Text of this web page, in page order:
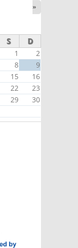
»
S D
1
2
8
9
15
16
22
23
29
30